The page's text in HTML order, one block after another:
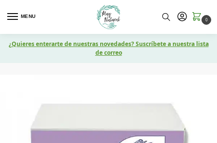
MENU
0
¿Quieres enterarte de nuestras novedades? Suscríbete a nuestra lista
de correo